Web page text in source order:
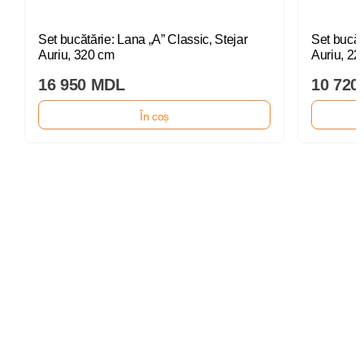
Set bucătărie: Lana „A” Classic, Stejar
Auriu, 320 cm
16 950 MDL
În coș
Set
Auriu,
10 720